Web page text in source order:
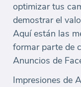
optimizar tus
demostrar el
Aquí están las
formar parte de
Anuncios de
Impresiones de